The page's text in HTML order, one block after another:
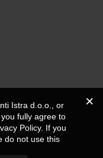
i telefonom.
Istra d.o.o., or
fully agree to
Policy. If you
do not use this